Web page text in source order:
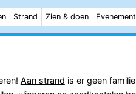
Strand Zien & doen
Aan strand is er geen